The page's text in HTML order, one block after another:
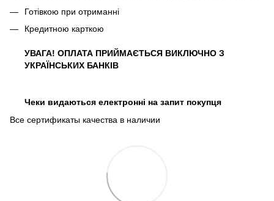
Готівкою при отриманні
Кредитною карткою
УВАГА! ОПЛАТА ПРИЙМАЄТЬСЯ ВИКЛЮЧНО З
УКРАЇНСЬКИХ БАНКІВ
Чеки видаються електронні на запит покупця
Все сертификаты качества в наличии